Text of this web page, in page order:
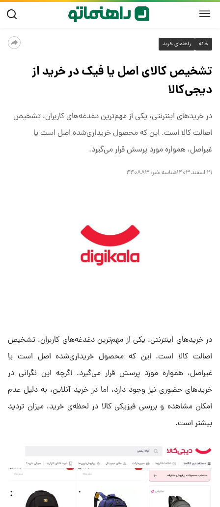
خانه راهنمای خرید
تشخیص کالای اصل یا فیک در خرید از
دیجی‌کالا
در خریدهای اینترنتی، یکی از مهم‌ترین دغدغه‌های کاربران، تشخیص
اصالت کالا است. این که محصول خریداری‌شده اصل است یا
غیراصل، همواره مورد پرسش قرار می‌گیرد.
۲۱ اسفند ۱۴۰۳ شناسه خبر:۴۴۰۸۸۳
در خریدهای اینترنتی، یکی از مهم‌ترین دغدغه‌های کاربران، تشخیص
اصالت کالا است. این که محصول خریداری‌شده اصل است یا
غیراصل، همواره مورد پرسش قرار می‌گیرد. اگرچه این نگرانی در
خریدهای حضوری نیز وجود دارد، اما در خرید آنلاین، به دلیل عدم
امکان مشاهده و بررسی فیزیکی کالا در لحظه‌ی خرید، میزان تردید
بیشتر است.